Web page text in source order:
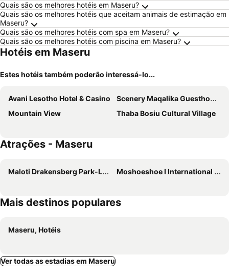
Quais são os melhores hotéis em Maseru?
Quais são os melhores hotéis que aceitam animais de estimação em
Maseru?
Quais são os melhores hotéis com spa em Maseru?
Quais são os melhores hotéis com piscina em Maseru?
Hotéis em Maseru
Estes hotéis também poderão interessá-lo...
Avani Lesotho Hotel & Casino
Scenery Maqalika Guesthouse
Mountain View
Thaba Bosiu Cultural Village
Atrações - Maseru
Maloti Drakensberg Park-Lesotho Moshoeshoe I International Airport
Mais destinos populares
Maseru, Hotéis
Ver todas as estadias em Maseru